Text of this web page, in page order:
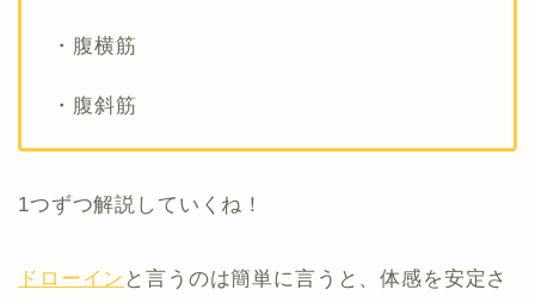
・腹横筋
・腹斜筋
1つずつ解説していくね！
ドローイン と言うのは簡単に言うと、体感を安定さ